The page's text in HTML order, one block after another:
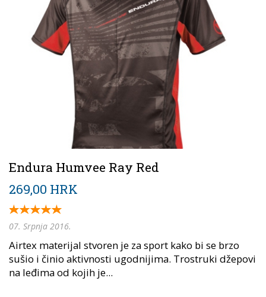
Endura Humvee Ray Red
269,00 HRK
07. Srpnja 2016.
Airtex materijal stvoren je za sport kako bi se brzo
sušio i činio aktivnosti ugodnijima. Trostruki džepovi
na leđima od kojih je...